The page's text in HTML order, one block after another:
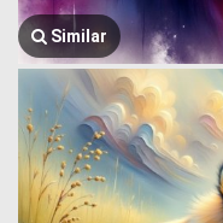
Similar